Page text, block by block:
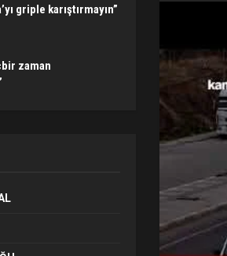
griple karıştırmayın”
zaman